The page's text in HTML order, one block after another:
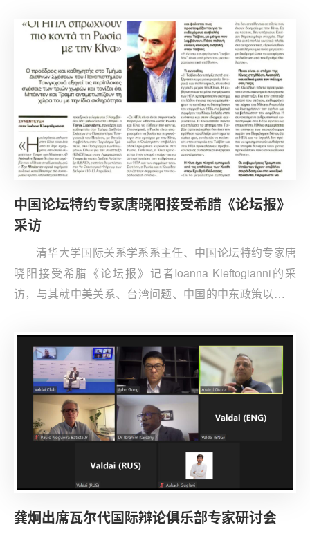
中国论坛特约专家唐晓阳接受希腊《论坛报》
采访
清华大学国际关系学系系主任、中国论坛特约专家唐
晓阳接受希腊《论坛报》记者Ioanna Kleftogianni的采
访，与其就中美关系、台湾问题、中国的中东政策以及中
龚炯出席瓦尔代国际辩论俱乐部专家研讨会